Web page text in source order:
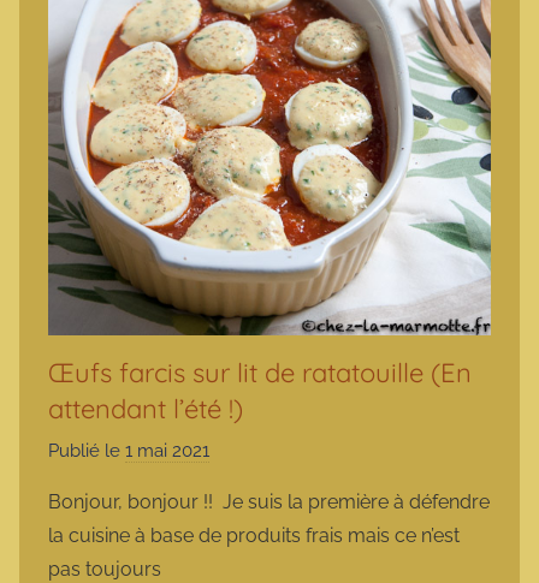
Œufs farcis sur lit de ratatouille (En
attendant l’été !)
Publié le 1 mai 2021
r
m
Bonjour, bonjour !! Je suis la première à défendre
la cuisine à base de produits frais mais ce n’est
pas toujours